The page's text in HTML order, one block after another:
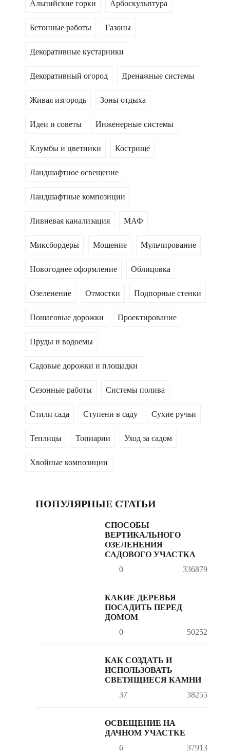
Альпийские горки Арбоскульптура
Бетонные работы Газоны
Декоративные кустарники
Декоративный огород Дренажные системы
Живая изгородь Зоны отдыха
Идеи и советы Инженерные системы
Клумбы и цветники Кострище
Ландшафтное освещение
Ландшафтные композиции
Ливневая канализация МАФ
Миксбордеры Мощение Мульчирование
Новогоднее оформление Облицовка
Озеленение Отмостки Подпорные стенки
Пошаговые дорожки Проектирование
Пруды и водоемы
Садовые дорожки и площадки
Сезонные работы Системы полива
Стили сада Ступени в саду Сухие ручьи
Теплицы Топиарии Уход за садом
Хвойные композиции
ПОПУЛЯРНЫЕ СТАТЬИ
СПОСОБЫ
ВЕРТИКАЛЬНОГО
ОЗЕЛЕНЕНИЯ
САДОВОГО УЧАСТКА
0
336879
КАКИЕ ДЕРЕВЬЯ
ПОСАДИТЬ ПЕРЕД
ДОМОМ
0
50252
КАК СОЗДАТЬ И
ИСПОЛЬЗОВАТЬ
СВЕТЯЩИЕСЯ КАМНИ
37
38255
ОСВЕЩЕНИЕ НА
ДАЧНОМ УЧАСТКЕ
6
37913